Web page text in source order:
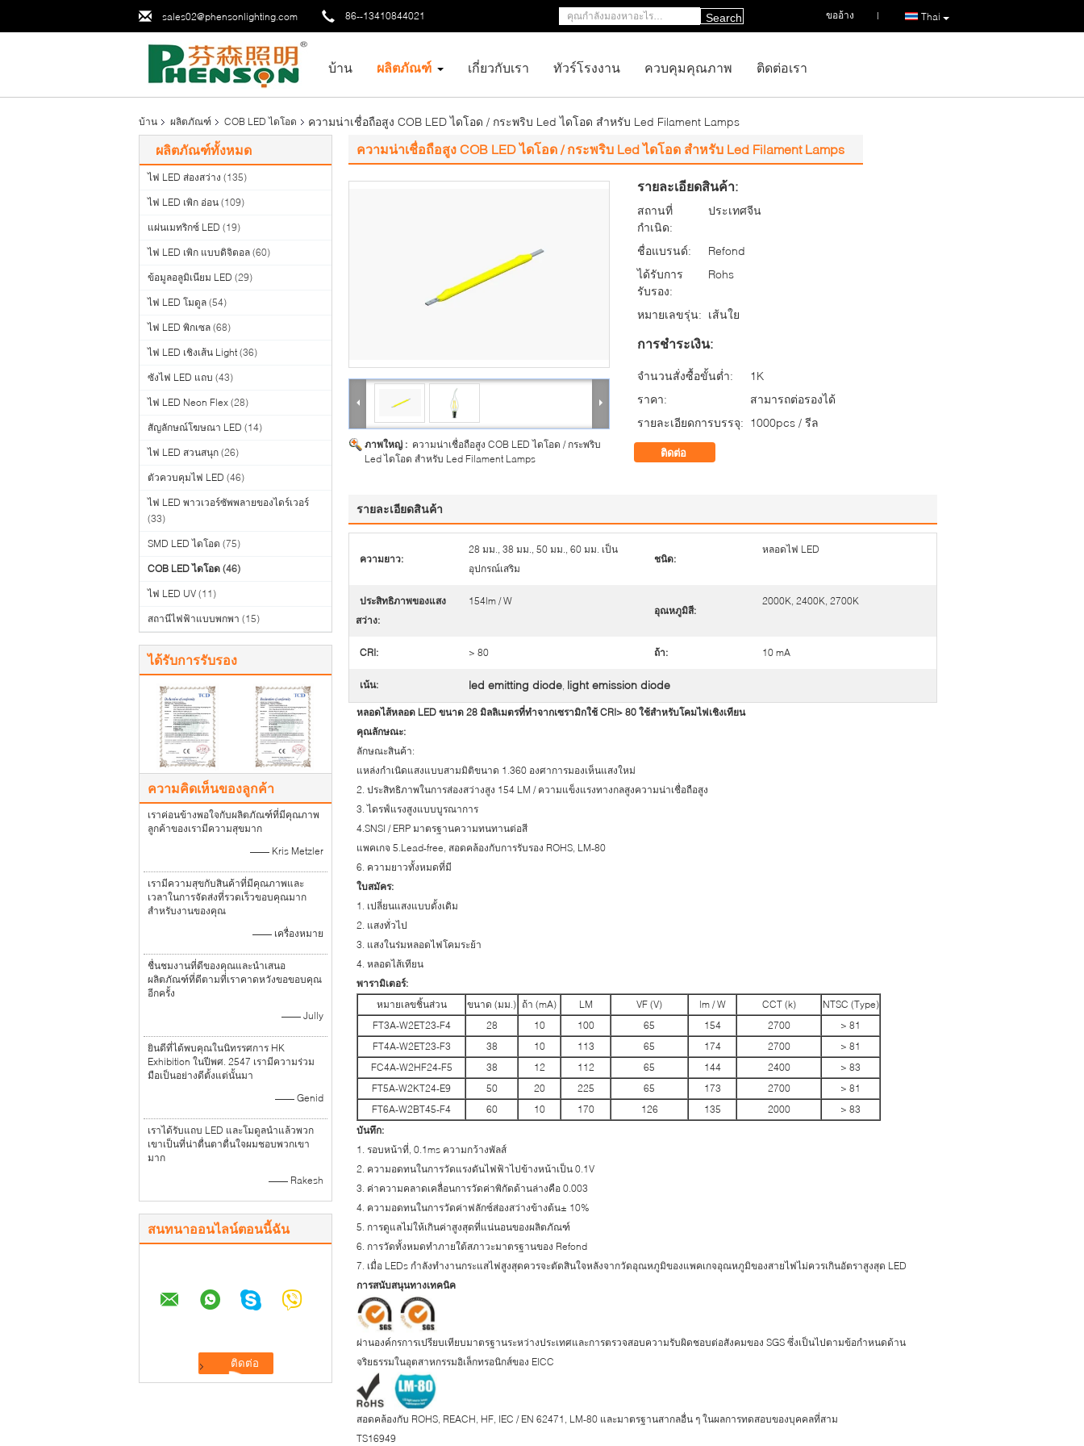
sales02@phensonlighting.com 86--13410844021 Thai
ขออ้าง |
Search
บ้าน ผลิตภัณฑ์ เกี่ยวกับเรา ทัวร์โรงงาน ควบคุมคุณภาพ ติดต่อเรา
บ้าน ผลิตภัณฑ์ COB LED ไดโอด ความน่าเชื่อถือสูง COB LED ไดโอด / กระพริบ Led ไดโอด สำหรับ Led Filament Lamps
ผลิตภัณฑ์ทั้งหมด
ไฟ LED ส่องสว่าง (135)
ไฟ LED เพิก อ่อน (109)
แผ่นเมทริกซ์ LED (19)
ไฟ LED เพิก แบบดิจิตอล (60)
ข้อมูลอลูมิเนียม LED (29)
ไฟ LED โมดูล (54)
ไฟ LED พิกเซล (68)
ไฟ LED เชิงเส้น Light (36)
ซังไฟ LED แถบ (43)
ไฟ LED Neon Flex (28)
สัญลักษณ์โฆษณา LED (14)
ไฟ LED สวนสนุก (26)
ตัวควบคุมไฟ LED (46)
ไฟ LED พาวเวอร์ซัพพลายของไดร์เวอร์
(33)
SMD LED ไดโอด (75)
COB LED ไดโอด (46)
ไฟ LED UV (11)
สถานีไฟฟ้าแบบพกพา (15)
ได้รับการรับรอง
ความคิดเห็นของลูกค้า
เราค่อนข้างพอใจกับผลิตภัณฑ์ที่มีคุณภาพ
ลูกค้าของเรามีความสุขมาก
—— Kris Metzler
เรามีความสุขกับสินค้าที่มีคุณภาพและ
เวลาในการจัดส่งที่รวดเร็วขอบคุณมาก
สำหรับงานของคุณ
—— เครื่องหมาย
ชื่นชมงานที่ดีของคุณและนำเสนอ
ผลิตภัณฑ์ที่ดีตามที่เราคาดหวังขอขอบคุณ
อีกครั้ง
—— Jully
ยินดีที่ได้พบคุณในนิทรรศการ HK
Exhibition ในปีพศ. 2547 เรามีความร่วม
มือเป็นอย่างดีตั้งแต่นั้นมา
—— Genid
เราได้รับแถบ LED และโมดูลนำแล้วพวก
เขาเป็นที่น่าตื่นตาตื่นใจผมชอบพวกเขา
มาก
—— Rakesh
สนทนาออนไลน์ตอนนี้ฉัน
ความน่าเชื่อถือสูง COB LED ไดโอด / กระพริบ Led ไดโอด สำหรับ Led Filament Lamps
ภาพใหญ่ : ความน่าเชื่อถือสูง COB LED ไดโอด / กระพริบ
Led ไดโอด สำหรับ Led Filament Lamps
รายละเอียดสินค้า:
สถานที่
กำเนิด:
ประเทศจีน
ชื่อแบรนด์:
Refond
ได้รับการ
รับรอง:
Rohs
หมายเลขรุ่น: เส้นใย
การชำระเงิน:
จำนวนสั่งซื้อขั้นต่ำ:
1K
ราคา:
สามารถต่อรองได้
รายละเอียดการบรรจุ: 1000pcs / รีล
ติดต่อ
รายละเอียดสินค้า
ความยาว:
28 มม., 38 มม., 50 มม., 60 มม. เป็น
อุปกรณ์เสริม
ชนิด:
หลอดไฟ LED
ประสิทธิภาพของแสง
สว่าง:
154lm / W
อุณหภูมิสี:
2000K, 2400K, 2700K
CRI: > 80 ถ้า: 10 mA
เน้น: led emitting diode, light emission diode
หลอดไส้หลอด LED ขนาด 28 มิลลิเมตรที่ทำจากเซรามิกใช้ CRI> 80 ใช้สำหรับโคมไฟเชิงเทียน
คุณลักษณะ:
ลักษณะสินค้า:
แหล่งกำเนิดแสงแบบสามมิติขนาด 1.360 องศาการมองเห็นแสงใหม่
2. ประสิทธิภาพในการส่องสว่างสูง 154 LM / ความแข็งแรงทางกลสูงความน่าเชื่อถือสูง
3. ไดรฟ์แรงสูงแบบบูรณาการ
4.SNSI / ERP มาตรฐานความทนทานต่อสี
แพคเกจ 5.Lead-free, สอดคล้องกับการรับรอง ROHS, LM-80
6. ความยาวทั้งหมดที่มี
ใบสมัคร:
1. เปลี่ยนแสงแบบดั้งเดิม
2. แสงทั่วไป
3. แสงในร่มหลอดไฟโคมระย้า
4. หลอดไส้เทียน
พารามิเตอร์:
หมายเลขชิ้นส่วน
ขนาด (มม.) ถ้า (mA) LM VF (V) lm / W CCT (k)
NTSC (Type)
FT3A-W2ET23-F4
28 10 100 65 154 2700
> 81
FT4A-W2ET23-F3
38 10 113 65 174 2700
> 81
FC4A-W2HF24-F5
38 12 112 65 144 2400
> 83
FT5A-W2KT24-E9
50 20 225 65 173 2700
> 81
FT6A-W2BT45-F4
60 10 170 126 135 2000
> 83
บันทึก:
1. รอบหน้าที่, 0.1ms ความกว้างพัลส์
2. ความอดทนในการวัดแรงดันไฟฟ้าไปข้างหน้าเป็น 0.1V
3. ค่าความคลาดเคลื่อนการวัดค่าพิกัดด้านล่างคือ 0.003
4. ความอดทนในการวัดค่าฟลักซ์ส่องสว่างข้างต้น± 10%
5. การดูแลไม่ให้เกินค่าสูงสุดที่แน่นอนของผลิตภัณฑ์
6. การวัดทั้งหมดทำภายใต้สภาวะมาตรฐานของ Refond
7. เมื่อ LEDs กำลังทำงานกระแสไฟสูงสุดควรจะตัดสินใจหลังจากวัดอุณหภูมิของแพคเกจอุณหภูมิของสายไฟไม่ควรเกินอัตราสูงสุด LED
การสนับสนุนทางเทคนิค
ผ่านองค์กรการเปรียบเทียบมาตรฐานระหว่างประเทศและการตรวจสอบความรับผิดชอบต่อสังคมของ SGS ซึ่งเป็นไปตามข้อกำหนดด้าน
จริยธรรมในอุตสาหกรรมอิเล็กทรอนิกส์ของ EICC
สอดคล้องกับ ROHS, REACH, HF, IEC / EN 62471, LM-80 และมาตรฐานสากลอื่น ๆ ในผลการทดสอบของบุคคลที่สาม
TS16949